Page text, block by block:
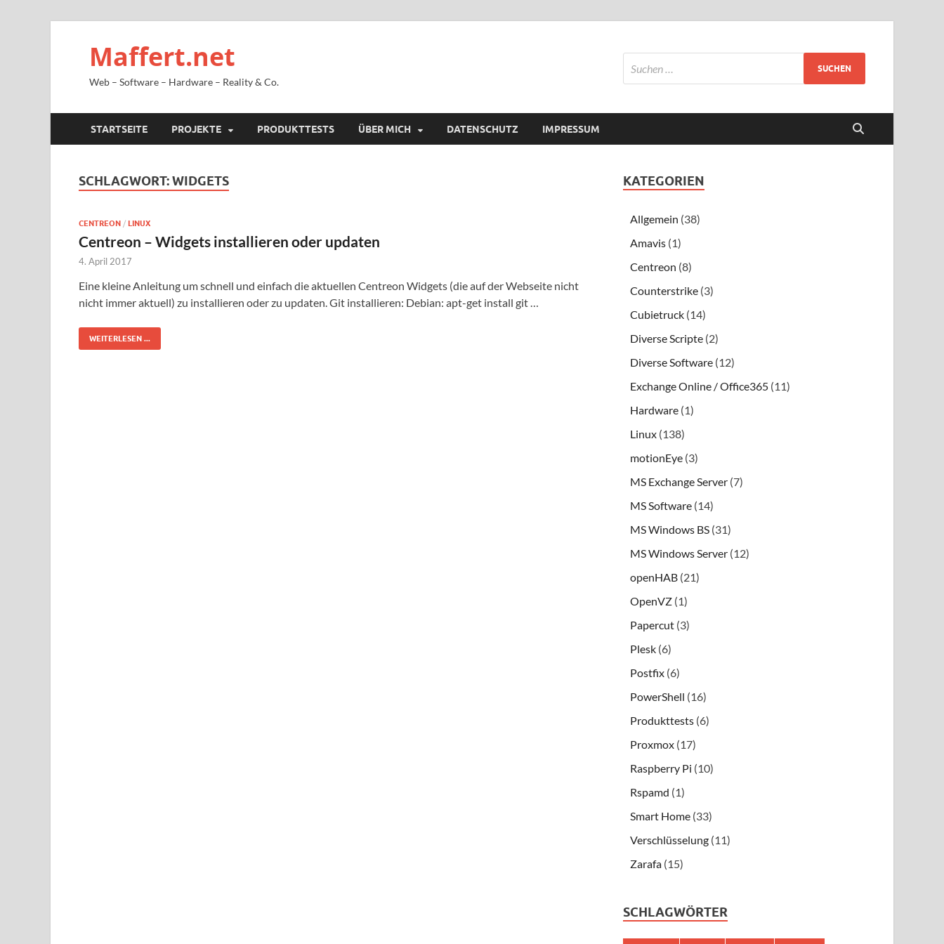
Maffert.net
Web – Software – Hardware – Reality & Co.
STARTSEITE PROJEKTE PRODUKTTESTS ÜBER MICH DATENSCHUTZ IMPRESSUM
SCHLAGWORT:WIDGETS
CENTREON / LINUX
Centreon – Widgets installieren oder updaten
4. April 2017
Eine kleine Anleitung um schnell und einfach die aktuellen Centreon Widgets (die auf der Webseite nicht
nicht immer aktuell) zu installieren oder zu updaten. Git installieren: Debian: apt-get install git …
WEITERLESEN ...
KATEGORIEN
Allgemein (38)
Amavis (1)
Centreon (8)
Counterstrike (3)
Cubietruck (14)
Diverse Scripte (2)
Diverse Software (12)
Exchange Online / Office365 (11)
Hardware (1)
Linux (138)
motionEye (3)
MS Exchange Server (7)
MS Software (14)
MS Windows BS (31)
MS Windows Server (12)
openHAB (21)
OpenVZ (1)
Papercut (3)
Plesk (6)
Postfix (6)
PowerShell (16)
Produkttests (6)
Proxmox (17)
Raspberry Pi (10)
Rspamd (1)
Smart Home (33)
Verschlüsselung (11)
Zarafa (15)
SCHLAGWÖRTER